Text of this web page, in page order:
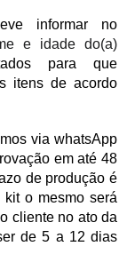
informar no
e idade do(a)
para que
itens de acordo
via whatsApp
em até 48
de produção é
o mesmo será
cliente no ato da
de 5 a 12 dias